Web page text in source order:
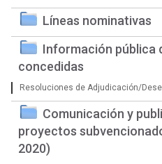
Líneas nominativas
Información pública
concedidas
Resoluciones de Adjudicación/
Comunicación y
proyectos
2020)